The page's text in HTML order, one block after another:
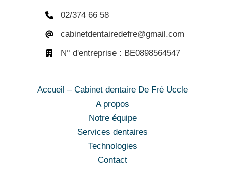
02/374 66 58
cabinetdentairedefre@gmail.com
N° d'entreprise : BE0898564547
Accueil – Cabinet dentaire De Fré Uccle
A propos
Notre équipe
Services dentaires
Technologies
Contact